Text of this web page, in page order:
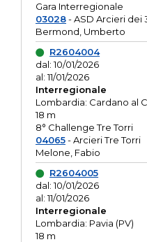
Gara Interregionale
03028- ASD Arcieri dei
Bermond, Umberto
R2604004
dal: 10/01/2026
al: 11/01/2026
Interregionale
Lombardia: Cardano al
18 m
8° Challenge Tre Torri
04065- Arcieri Tre Torri
Melone, Fabio
R2604005
dal: 10/01/2026
al: 11/01/2026
Interregionale
Lombardia: Pavia (PV)
18 m